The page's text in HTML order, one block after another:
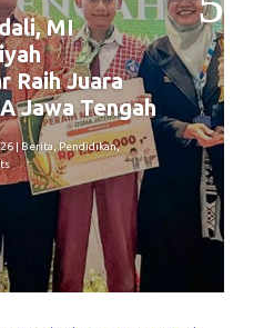
MI
Raih Juara
Jawa Tengah
|Berita,Pendidikan,